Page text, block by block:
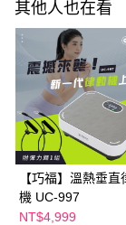
２．訂單成立數日內
ATM／網路銀行／等
※ 請注意：結帳手
購買商品的店家。未
後付繳納相關費用。
※ 交易是否成功請
是否繳費成功／繳費
客戶支援中心」
【注意事項】
１．透過由恩沛科
易，需依本服務之必
權轉讓予恩沛科技股
每筆NT$150，滿
其他人也在看
【巧福】溫熱垂直
機 UC-997
NT$4,999